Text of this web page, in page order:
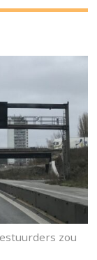
zou